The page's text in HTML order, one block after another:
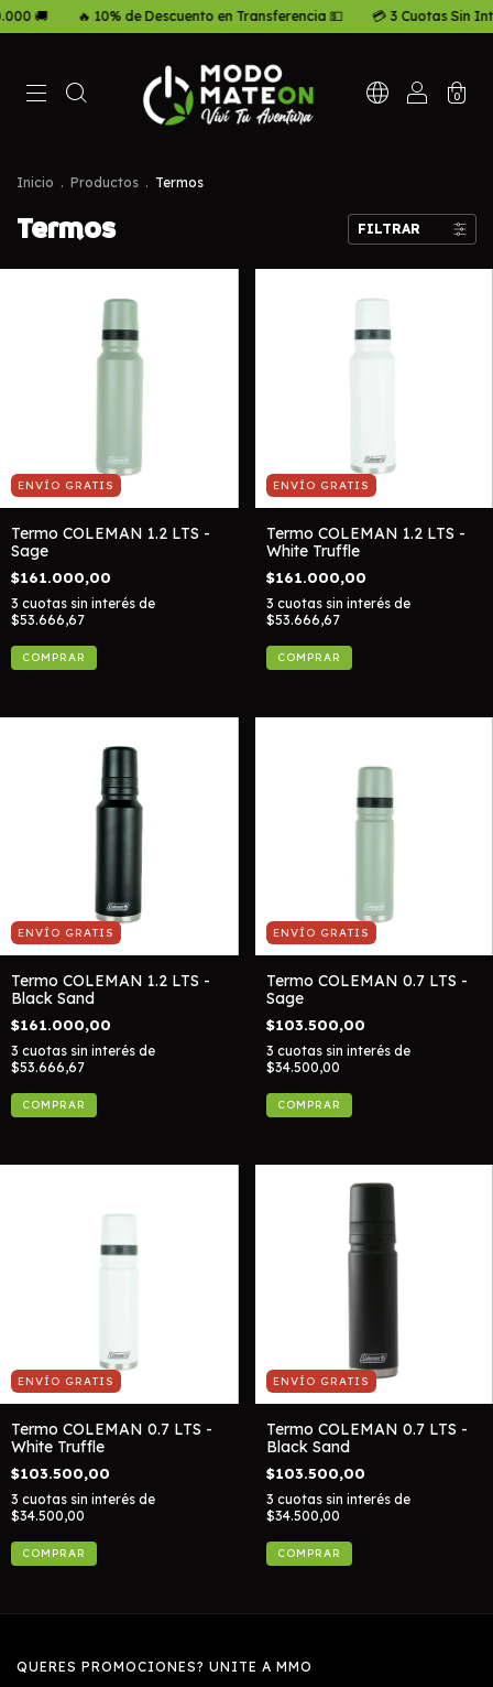
🚚 🔥 10% de Descuento en Transferencia 💵 💳 3 Cuotas Sin
0
Inicio . Productos . Termos
Termos FILTRAR
ENVÍO GRATIS
Termo COLEMAN 1.2 LTS -
Sage
$161.000,00
3 cuotas sin interés de
$53.666,67
ENVÍO GRATIS
Termo COLEMAN 1.2 LTS -
White Truffle
$161.000,00
3 cuotas sin interés de
$53.666,67
ENVÍO GRATIS
Termo COLEMAN 1.2 LTS -
Black Sand
$161.000,00
3 cuotas sin interés de
$53.666,67
ENVÍO GRATIS
Termo COLEMAN 0.7 LTS -
Sage
$103.500,00
3 cuotas sin interés de
$34.500,00
ENVÍO GRATIS
Termo COLEMAN 0.7 LTS -
White Truffle
$103.500,00
3 cuotas sin interés de
$34.500,00
ENVÍO GRATIS
Termo COLEMAN 0.7 LTS -
Black Sand
$103.500,00
3 cuotas sin interés de
$34.500,00
QUERES PROMOCIONES? UNITE A MMO